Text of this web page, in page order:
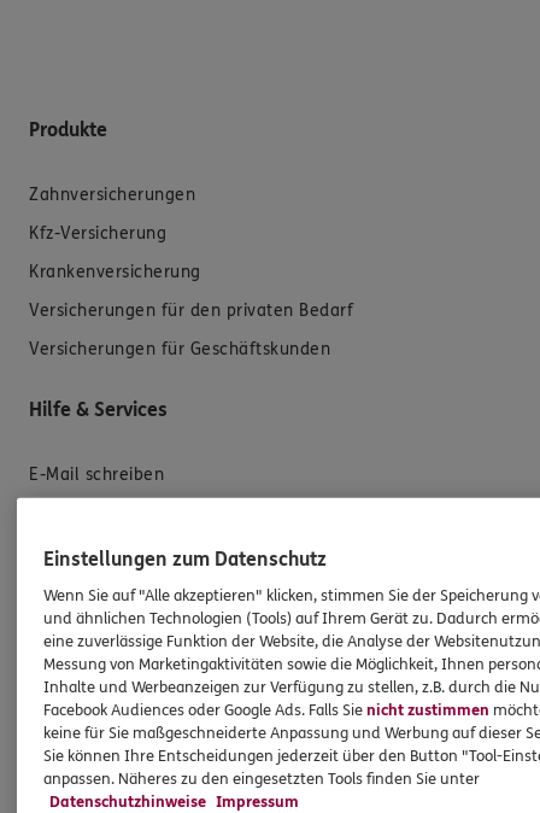
Produkte
Zahnversicherungen
Kfz-Versicherung
Krankenversicherung
Versicherungen für den privaten Bedarf
Versicherungen für Geschäftskunden
Hilfe & Services
E-Mail schreiben
Erstkontaktinformationen
EU-Offenlegungsvereinbarung
Datenverarbeitung
Das könnte Sie auch interessieren
Unsere Agentur
Standorte
Einstellungen zum Datenschutz
Wenn Sie auf "Alle akzeptieren" klicken, stimmen Sie der Speicherung
und ähnlichen Technologien (Tools) auf Ihrem Gerät zu. Dadurch
eine zuverlässige Funktion der Website, die Analyse der
Messung von Marketingaktivitäten sowie die Möglichkeit, Ihnen
Inhalte und Werbeanzeigen zur Verfügung zu stellen, z.B. durch die
Facebook Audiences oder Google Ads. Falls Sienicht zustimmen
keine für Sie maßgeschneiderte Anpassung und Werbung auf dieser
Sie können Ihre Entscheidungen jederzeit über den Button "Tool-
anpassen. Näheres zu den eingesetzten Tools finden Sie unter
Datenschutzhinweise Impressum